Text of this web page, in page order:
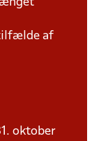
af
oktober